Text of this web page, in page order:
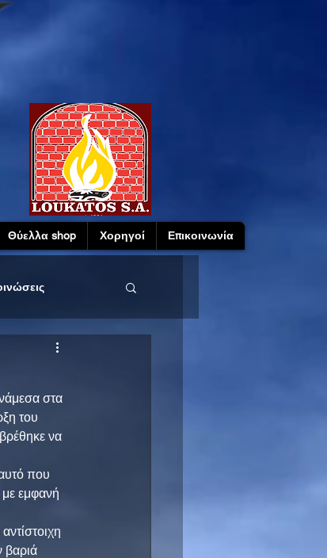
Θύελλα shop Χορηγοί Επικοινωνία
στα
του
να
που
εμφανή
βαριά